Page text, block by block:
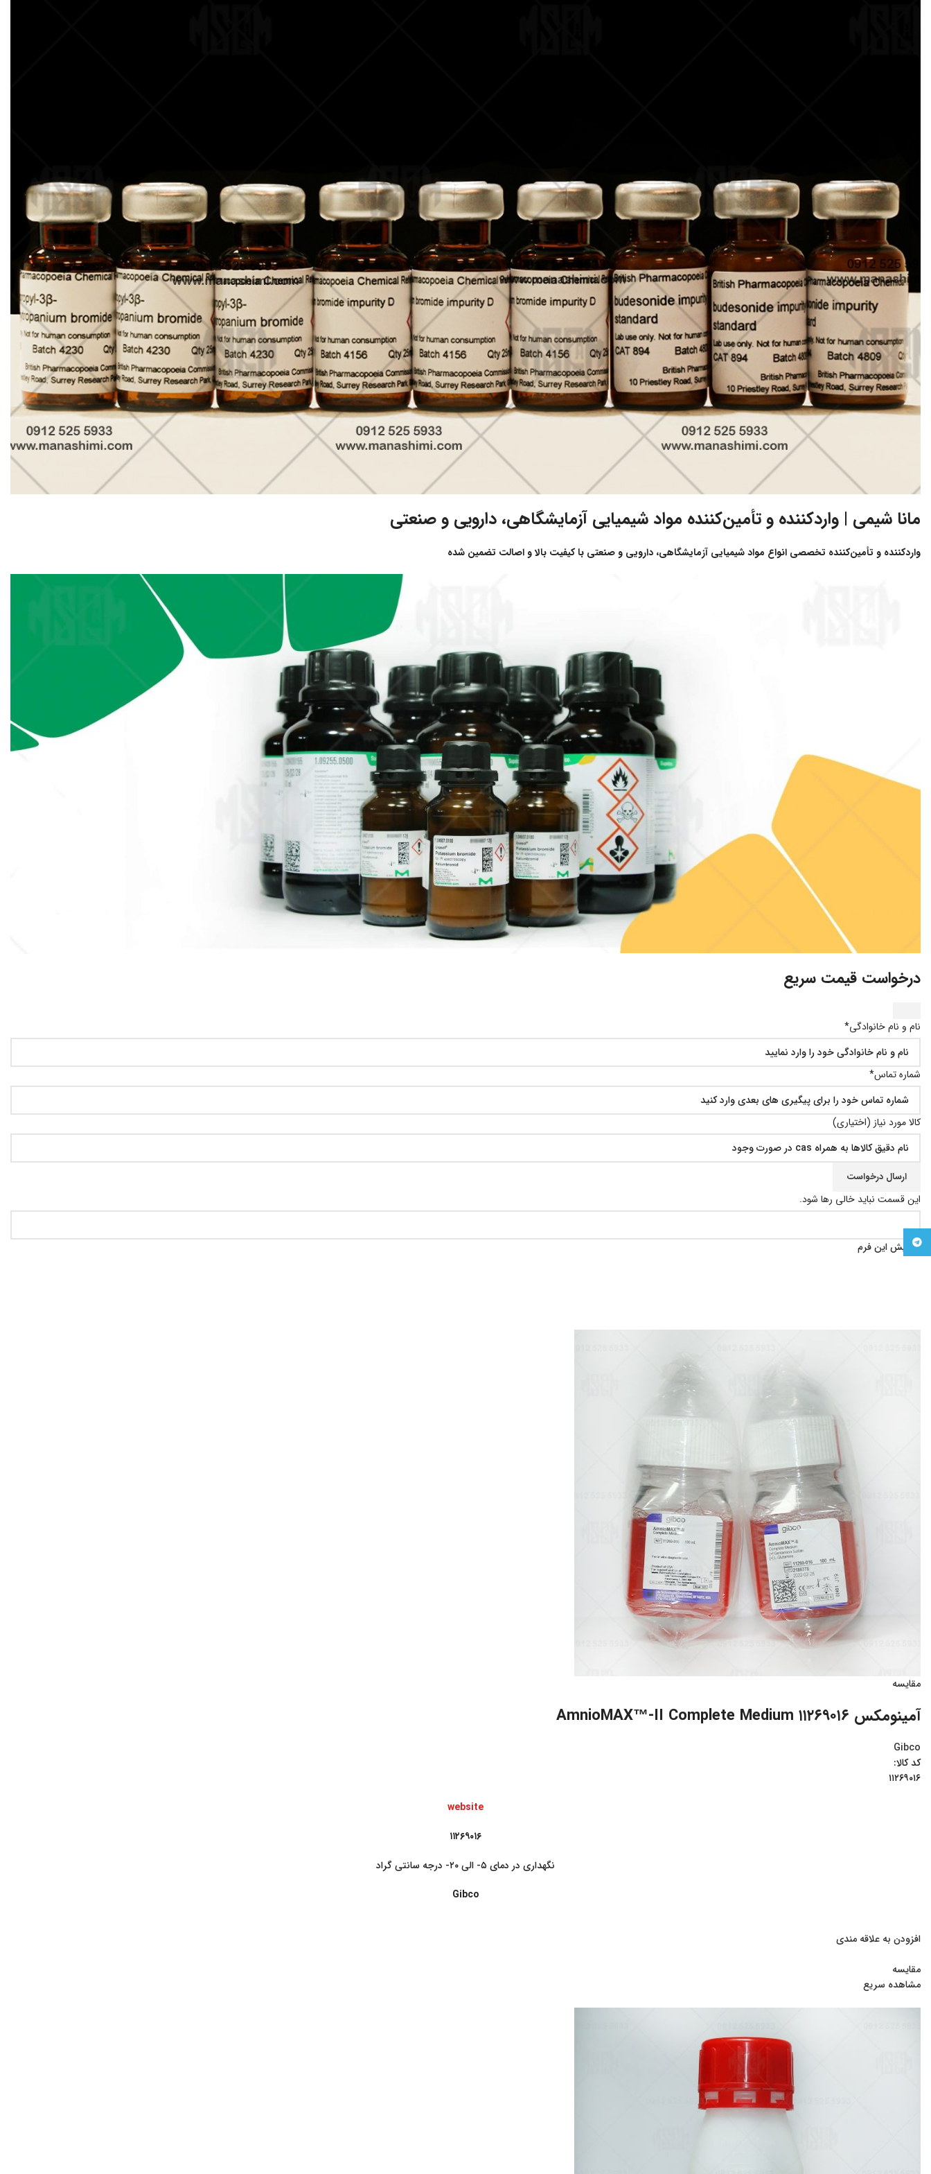
مانا شیمی | واردکننده و تأمین‌کننده مواد شیمیایی آزمایشگاهی، دارویی و صنعتی
واردکننده و تأمین‌کننده تخصصی انواع مواد شیمیایی آزمایشگاهی، دارویی و صنعتی با کیفیت بالا و اصالت تضمین شده
درخواست قیمت سریع
نام و نام خانوادگی*
شماره تماس*
کالا مورد نیاز (اختیاری)
ارسال درخواست
این قسمت نباید خالی رها شود.
ویرایش این فرم
مقایسه
آمینومکس ۱۱۲۶۹۰۱۶ AmnioMAX™-II Complete Medium
Gibco
کد کالا:
۱۱۲۶۹۰۱۶
website
۱۱۲۶۹۰۱۶
نگهداری در دمای ۵- الی ۲۰- درجه سانتی گراد
Gibco
افزودن به علاقه مندی
مقایسه
مشاهده سریع
Telegram